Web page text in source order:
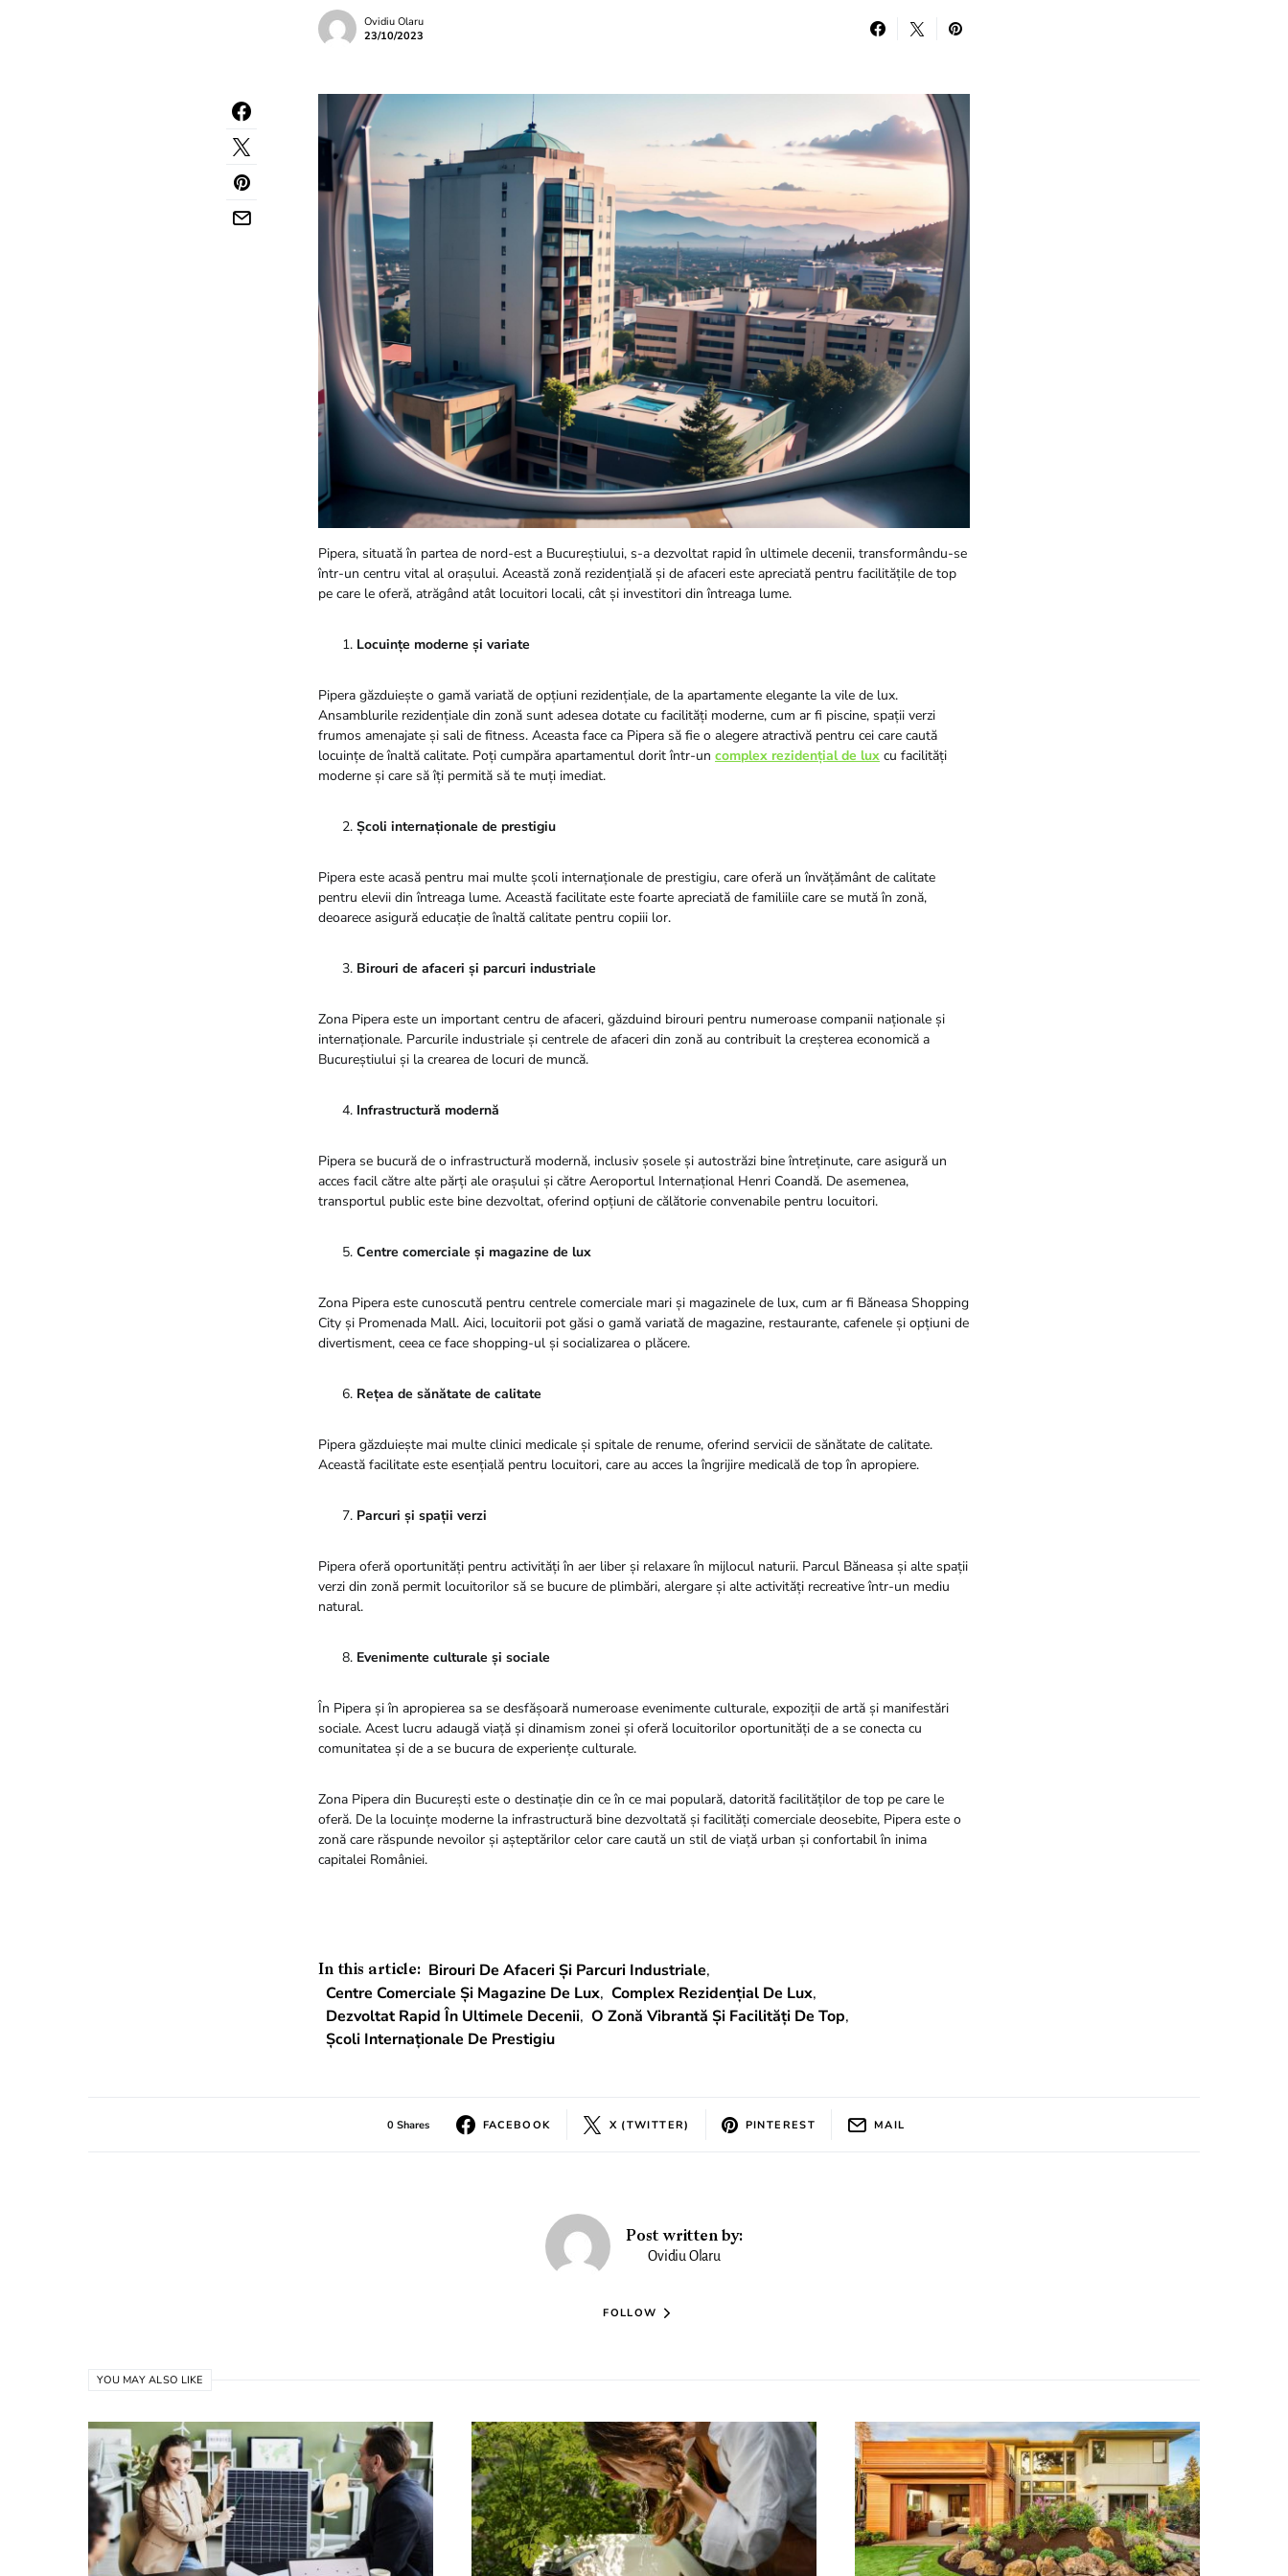
Ovidiu Olaru
23/10/2023
Pipera, situată în partea de nord-est a Bucureștiului, s-a dezvoltat rapid în ultimele decenii, transformându-se
într-un centru vital al orașului. Această zonă rezidențială și de afaceri este apreciată pentru facilitățile de top
pe care le oferă, atrăgând atât locuitori locali, cât și investitori din întreaga lume.
Locuințe moderne și variate
Pipera găzduiește o gamă variată de opțiuni rezidențiale, de la apartamente elegante la vile de lux.
Ansamblurile rezidențiale din zonă sunt adesea dotate cu facilități moderne, cum ar fi piscine, spații verzi
frumos amenajate și sali de fitness. Aceasta face ca Pipera să fie o alegere atractivă pentru cei care caută
locuințe de înaltă calitate. Poți cumpăra apartamentul dorit într-un complex rezidențial de lux cu facilități
moderne și care să îți permită să te muți imediat.
Școli internaționale de prestigiu
Pipera este acasă pentru mai multe școli internaționale de prestigiu, care oferă un învățământ de calitate
pentru elevii din întreaga lume. Această facilitate este foarte apreciată de familiile care se mută în zonă,
deoarece asigură educație de înaltă calitate pentru copiii lor.
Birouri de afaceri și parcuri industriale
Zona Pipera este un important centru de afaceri, găzduind birouri pentru numeroase companii naționale și
internaționale. Parcurile industriale și centrele de afaceri din zonă au contribuit la creșterea economică a
Bucureștiului și la crearea de locuri de muncă.
Infrastructură modernă
Pipera se bucură de o infrastructură modernă, inclusiv șosele și autostrăzi bine întreținute, care asigură un
acces facil către alte părți ale orașului și către Aeroportul Internațional Henri Coandă. De asemenea,
transportul public este bine dezvoltat, oferind opțiuni de călătorie convenabile pentru locuitori.
Centre comerciale și magazine de lux
Zona Pipera este cunoscută pentru centrele comerciale mari și magazinele de lux, cum ar fi Băneasa Shopping
City și Promenada Mall. Aici, locuitorii pot găsi o gamă variată de magazine, restaurante, cafenele și opțiuni de
divertisment, ceea ce face shopping-ul și socializarea o plăcere.
Rețea de sănătate de calitate
Pipera găzduiește mai multe clinici medicale și spitale de renume, oferind servicii de sănătate de calitate.
Această facilitate este esențială pentru locuitori, care au acces la îngrijire medicală de top în apropiere.
Parcuri și spații verzi
Pipera oferă oportunități pentru activități în aer liber și relaxare în mijlocul naturii. Parcul Băneasa și alte spații
verzi din zonă permit locuitorilor să se bucure de plimbări, alergare și alte activități recreative într-un mediu
natural.
Evenimente culturale și sociale
În Pipera și în apropierea sa se desfășoară numeroase evenimente culturale, expoziții de artă și manifestări
sociale. Acest lucru adaugă viață și dinamism zonei și oferă locuitorilor oportunități de a se conecta cu
comunitatea și de a se bucura de experiențe culturale.
Zona Pipera din București este o destinație din ce în ce mai populară, datorită facilităților de top pe care le
oferă. De la locuințe moderne la infrastructură bine dezvoltată și facilități comerciale deosebite, Pipera este o
zonă care răspunde nevoilor și așteptărilor celor care caută un stil de viață urban și confortabil în inima
capitalei României.
In this article: Birouri De Afaceri Și Parcuri Industriale,
Centre Comerciale Și Magazine De Lux, Complex Rezidențial De Lux,
Dezvoltat Rapid În Ultimele Decenii, O Zonă Vibrantă Și Facilități De Top,
Școli Internaționale De Prestigiu
0 Shares FACEBOOK X (TWITTER) PINTEREST MAIL
Post written by:
Ovidiu Olaru
FOLLOW
YOU MAY ALSO LIKE